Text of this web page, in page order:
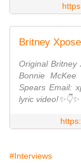
Original Britney
Bonnie
Spears Email:
lyric video!✨👇✨
#Interviews